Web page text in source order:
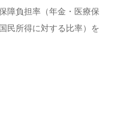
障負担率（年金・医療保
民所得に対する比率）を